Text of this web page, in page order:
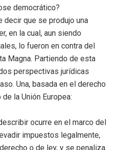
democrático?
decir que se produjo una
en la cual, aun siendo
lo fueron en contra del
Magna. Partiendo de esta
perspectivas jurídicas
Una, basada en el derecho
la Unión Europea:
ocurre en el marco del
impuestos legalmente,
o de ley, y se penaliza.